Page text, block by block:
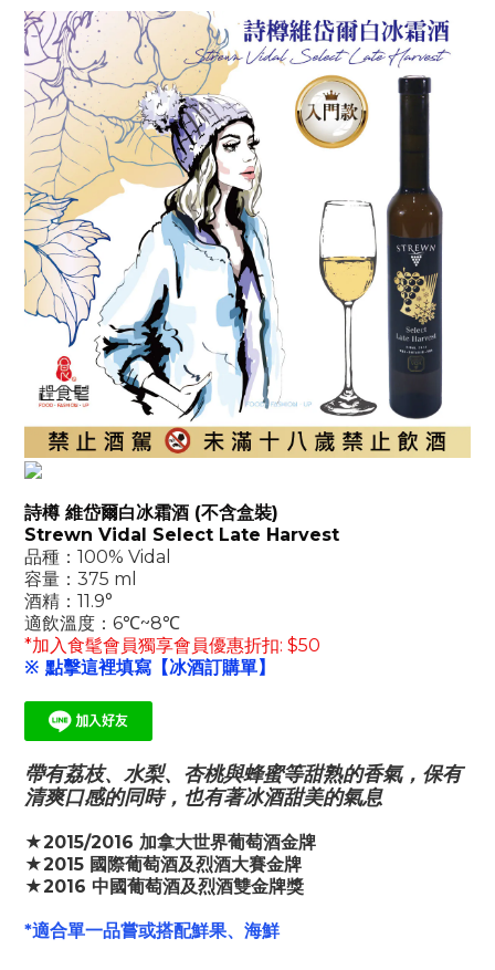
詩樽 維岱爾白冰霜酒 (不含盒裝)
Strewn Vidal Select Late Harvest
品種：100% Vidal
容量：375 ml
酒精：11.9°
適飲溫度：6℃~8℃
*加入食髦會員獨享會員優惠折扣: $50
※ 點擊這裡填寫【冰酒訂購單】
帶有荔枝、水梨、杏桃與蜂蜜等甜熟的香氣，保有
清爽口感的同時，也有著冰酒甜美的氣息
★2015/2016 加拿大世界葡萄酒金牌
★2015 國際葡萄酒及烈酒大賽金牌
★2016 中國葡萄酒及烈酒雙金牌獎
*適合單一品嘗或搭配鮮果、海鮮